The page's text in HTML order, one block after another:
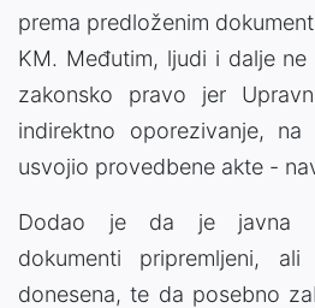
prema predloženim
KM. Međutim, ljudi i dalje
zakonsko pravo jer
indirektno oporezivanje,
usvojio provedbene akte -
Dodao je da je javna
dokumenti pripremljeni,
donesena, te da posebno